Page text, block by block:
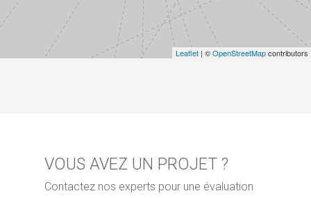
Leaflet | ©OpenStreetMapcontributors
VOUS AVEZ UN PROJET ?
Contactez nos experts pour une évaluation